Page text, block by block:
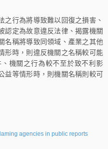
行為將導致難以回復之損害、
認定為故意違反法律、揭露機關
名稱將導致同領域、產業之其他
形時，則違反機關之名稱較可能
機關之行為較不至於致不利影
益等情形時，則機關名稱則較可
agencies in public reports